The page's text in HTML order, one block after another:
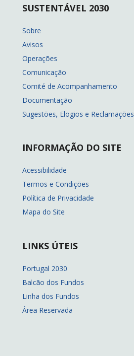
SUSTENTÁVEL 2030
Sobre
Avisos
Operações
Comunicação
Comité de Acompanhamento
Documentação
Sugestões, Elogios e Reclamações
INFORMAÇÃO DO SITE
Acessibilidade
Termos e Condições
Política de Privacidade
Mapa do Site
LINKS ÚTEIS
Portugal 2030
Balcão dos Fundos
Linha dos Fundos
Área Reservada